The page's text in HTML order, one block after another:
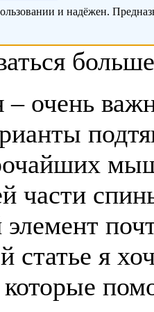
и надёжен.
– очень
части
элемент
статье я